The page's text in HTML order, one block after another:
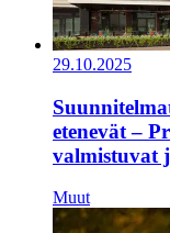
29.10.2025
etenevät –
valmistuvat
Muut